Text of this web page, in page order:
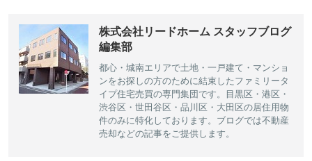
株式会社リードホーム スタッフブログ
編集部
都心・城南エリアで土地・一戸建て・マンショ
ンをお探しの方のために結束したファミリータ
イプ住宅売買の専門集団です。目黒区・港区・
渋谷区・世田谷区・品川区・大田区の居住用物
件のみに特化しております。ブログでは不動産
売却などの記事をご提供します。